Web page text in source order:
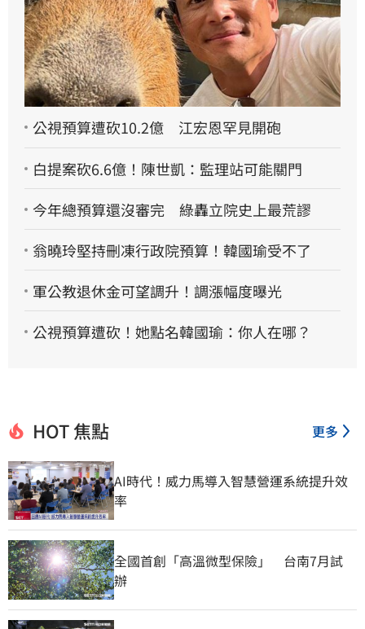
公視預算遭砍10.2億 江宏恩罕見開砲
白提案砍6.6億！陳世凱：監理站可能關門
今年總預算還沒審完 綠轟立院史上最荒謬
翁曉玲堅持刪凍行政院預算！韓國瑜受不了
軍公教退休金可望調升！調漲幅度曝光
公視預算遭砍！她點名韓國瑜：你人在哪？
HOT 焦點 更多
AI時代！威力馬導入智慧營運系統提升效
率
全國首創「高溫微型保險」　台南7月試
辦